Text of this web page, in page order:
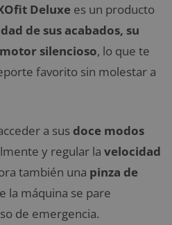
Deluxe es un producto
de sus acabados, su
silencioso, lo que te
favorito sin molestar a
a sus doce modos
y regular la velocidad
también una pinza de
la máquina se pare
de emergencia.